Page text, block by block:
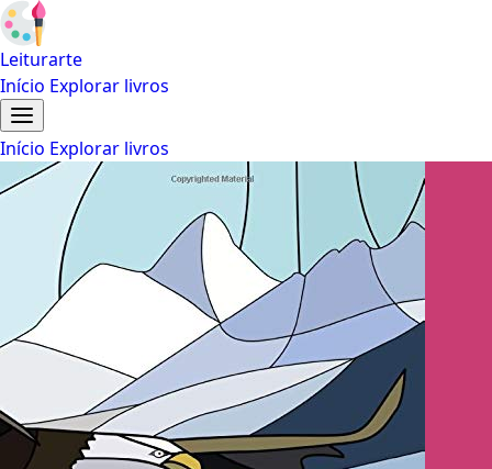
Leiturarte
Início Explorar livros
Início Explorar livros